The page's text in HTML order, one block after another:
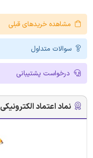
مشاهده خریدهای قبلی
سوالات متداول
درخواست پشتیبانی
نماد اعتماد الکترونیکی